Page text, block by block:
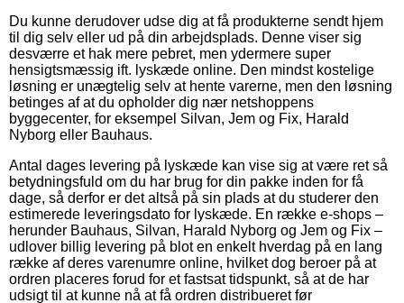
Du kunne derudover udse dig at få produkterne sendt hjem
til dig selv eller ud på din arbejdsplads. Denne viser sig
desværre et hak mere pebret, men ydermere super
hensigtsmæssig ift. lyskæde online. Den mindst kostelige
løsning er unægtelig selv at hente varerne, men den løsning
betinges af at du opholder dig nær netshoppens
byggecenter, for eksempel Silvan, Jem og Fix, Harald
Nyborg eller Bauhaus.
Antal dages levering på lyskæde kan vise sig at være ret så
betydningsfuld om du har brug for din pakke inden for få
dage, så derfor er det altså på sin plads at du studerer den
estimerede leveringsdato for lyskæde. En række e-shops –
herunder Bauhaus, Silvan, Harald Nyborg og Jem og Fix –
udlover billig levering på blot en enkelt hverdag på en lang
række af deres varenumre online, hvilket dog beroer på at
ordren placeres forud for et fastsat tidspunkt, så at de har
udsigt til at kunne nå at få ordren distribueret før